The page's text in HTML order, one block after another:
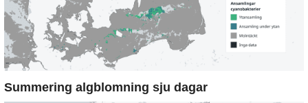
Summering algblomning sju dagar